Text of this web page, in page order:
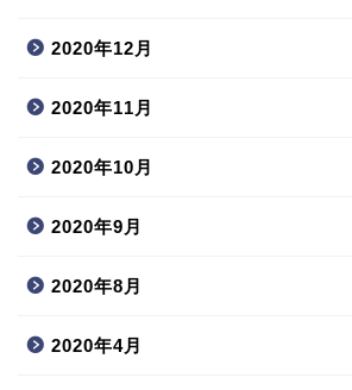
2020年12月
2020年11月
2020年10月
2020年9月
2020年8月
2020年4月